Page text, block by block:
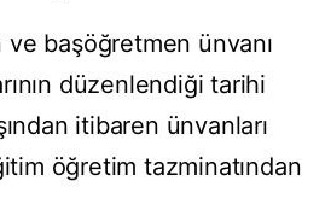
başöğretmen ünvanı
düzenlendiği tarihi
itibaren ünvanları
öğretim tazminatından